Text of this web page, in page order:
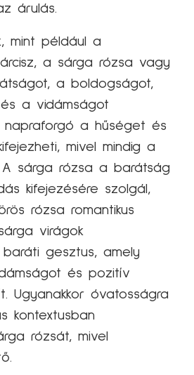
árulás.
mint például a
a sárga rózsa vagy
a boldogságot,
a vidámságot
napraforgó a hűséget és
mivel mindig a
sárga rózsa a barátság
kifejezésére szolgál,
rózsa romantikus
virágok
gesztus, amely
és pozitív
Ugyanakkor óvatosságra
kontextusban
rózsát, mivel